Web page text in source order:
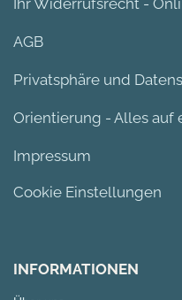
Ihr Widerrufsrecht -
AGB
Privatsphäre und
Orientierung - Alles auf
Impressum
Cookie Einstellungen
INFORMATIONEN